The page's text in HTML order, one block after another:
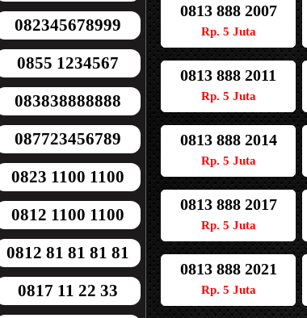
082345678999
0855 1234567
083838888888
087723456789
0823 1100 1100
0812 1100 1100
0812 81 81 81 81
0817 11 22 33
0813 888 2007
Rp. 5 Juta
0813 888 2011
Rp. 5 Juta
0813 888 2014
Rp. 5 Juta
0813 888 2017
Rp. 5 Juta
0813 888 2021
Rp. 5 Juta